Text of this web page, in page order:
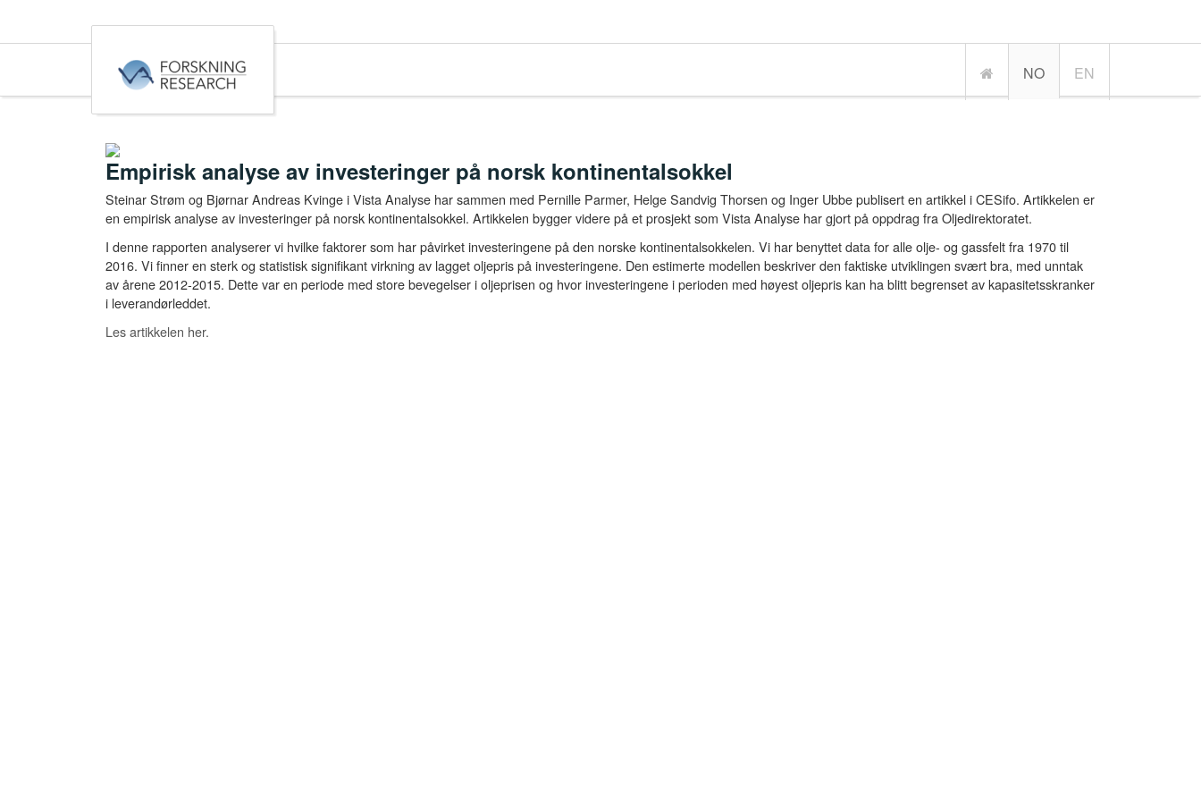
NO EN
Empirisk analyse av investeringer på norsk kontinentalsokkel
Steinar Strøm og Bjørnar Andreas Kvinge i Vista Analyse har sammen med Pernille Parmer, Helge Sandvig Thorsen og Inger Ubbe publisert en artikkel i CESifo. Artikkelen er
en empirisk analyse av investeringer på norsk kontinentalsokkel. Artikkelen bygger videre på et prosjekt som Vista Analyse har gjort på oppdrag fra Oljedirektoratet.
I denne rapporten analyserer vi hvilke faktorer som har påvirket investeringene på den norske kontinentalsokkelen. Vi har benyttet data for alle olje- og gassfelt fra 1970 til
2016. Vi finner en sterk og statistisk signifikant virkning av lagget oljepris på investeringene. Den estimerte modellen beskriver den faktiske utviklingen svært bra, med unntak
av årene 2012-2015. Dette var en periode med store bevegelser i oljeprisen og hvor investeringene i perioden med høyest oljepris kan ha blitt begrenset av kapasitetsskranker
i leverandørleddet.
Les artikkelen her.